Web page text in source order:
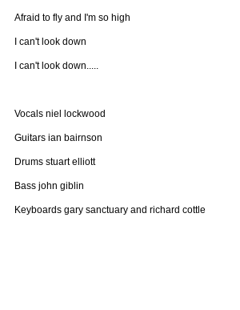
Afraid to fly and I'm so high
I can't look down
I can't look down.....
Vocals niel lockwood
Guitars ian bairnson
Drums stuart elliott
Bass john giblin
Keyboards gary sanctuary and richard cottle